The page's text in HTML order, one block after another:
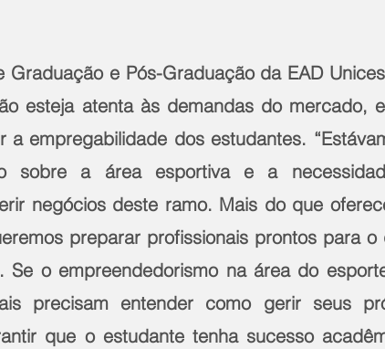
Graduação e Pós-Graduação da EAD
esteja atenta às demandas do mercado,
a empregabilidade dos estudantes.
sobre a área esportiva e a
negócios deste ramo. Mais do que
preparar profissionais prontos para o
Se o empreendedorismo na área do
precisam entender como gerir seus
que o estudante tenha sucesso